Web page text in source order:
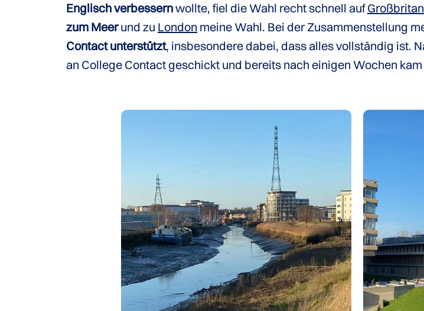
Englisch verbessernwollte, fiel die Wahl recht schnell auf
zum Meerund zu London meine Wahl. Bei der Zusammenstellung
Contact unterstützt, insbesondere dabei, dass alles vollständig ist.
an College Contact geschickt und bereits nach einigen Wochen